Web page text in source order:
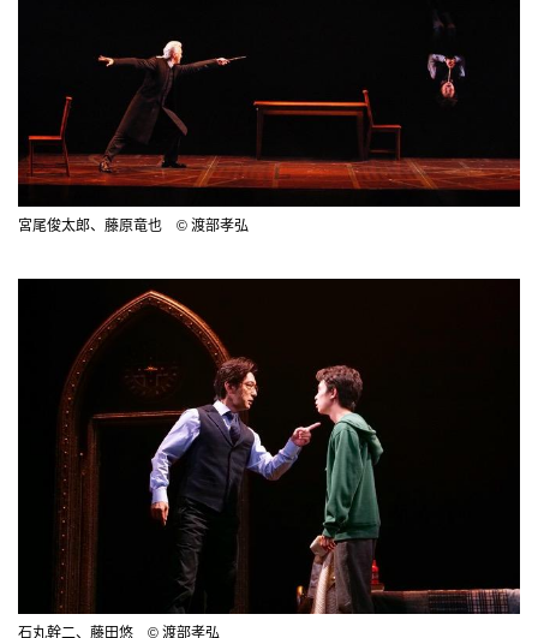
宮尾俊太郎、藤原竜也 © 渡部孝弘
石丸幹二、藤田悠 © 渡部孝弘